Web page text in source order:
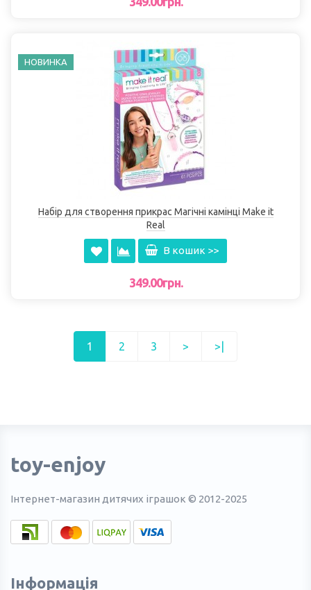
НОВИНКА
Набір для створення прикрас Магічні камінці Make it
Real
В кошик >>
349.00грн.
1 2 3 > >|
toy-enjoy
Інтернет-магазин дитячих іграшок © 2012-2025
Інформація